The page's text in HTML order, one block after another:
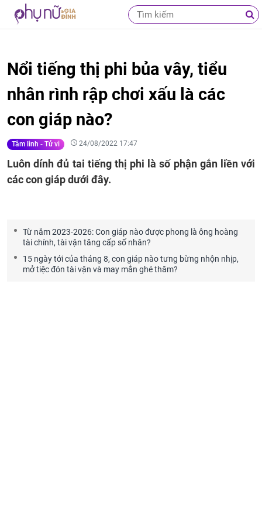
Nổi tiếng thị phi bủa vây, tiểu
nhân rình rập chơi xấu là các
con giáp nào?
Tâm linh - Tử vi 24/08/2022 17:47
Luôn dính đủ tai tiếng thị phi là số phận gắn liền với
các con giáp dưới đây.
Từ năm 2023-2026: Con giáp nào được phong là ông hoàng
tài chính, tài vận tăng cấp số nhân?
15 ngày tới của tháng 8, con giáp nào tưng bừng nhộn nhịp,
mở tiệc đón tài vận và may mắn ghé thăm?